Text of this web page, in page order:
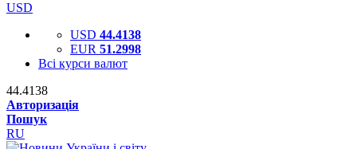
USD
USD 44.4138
EUR 51.2998
Всі курси валют
44.4138
Авторизація
Пошук
RU